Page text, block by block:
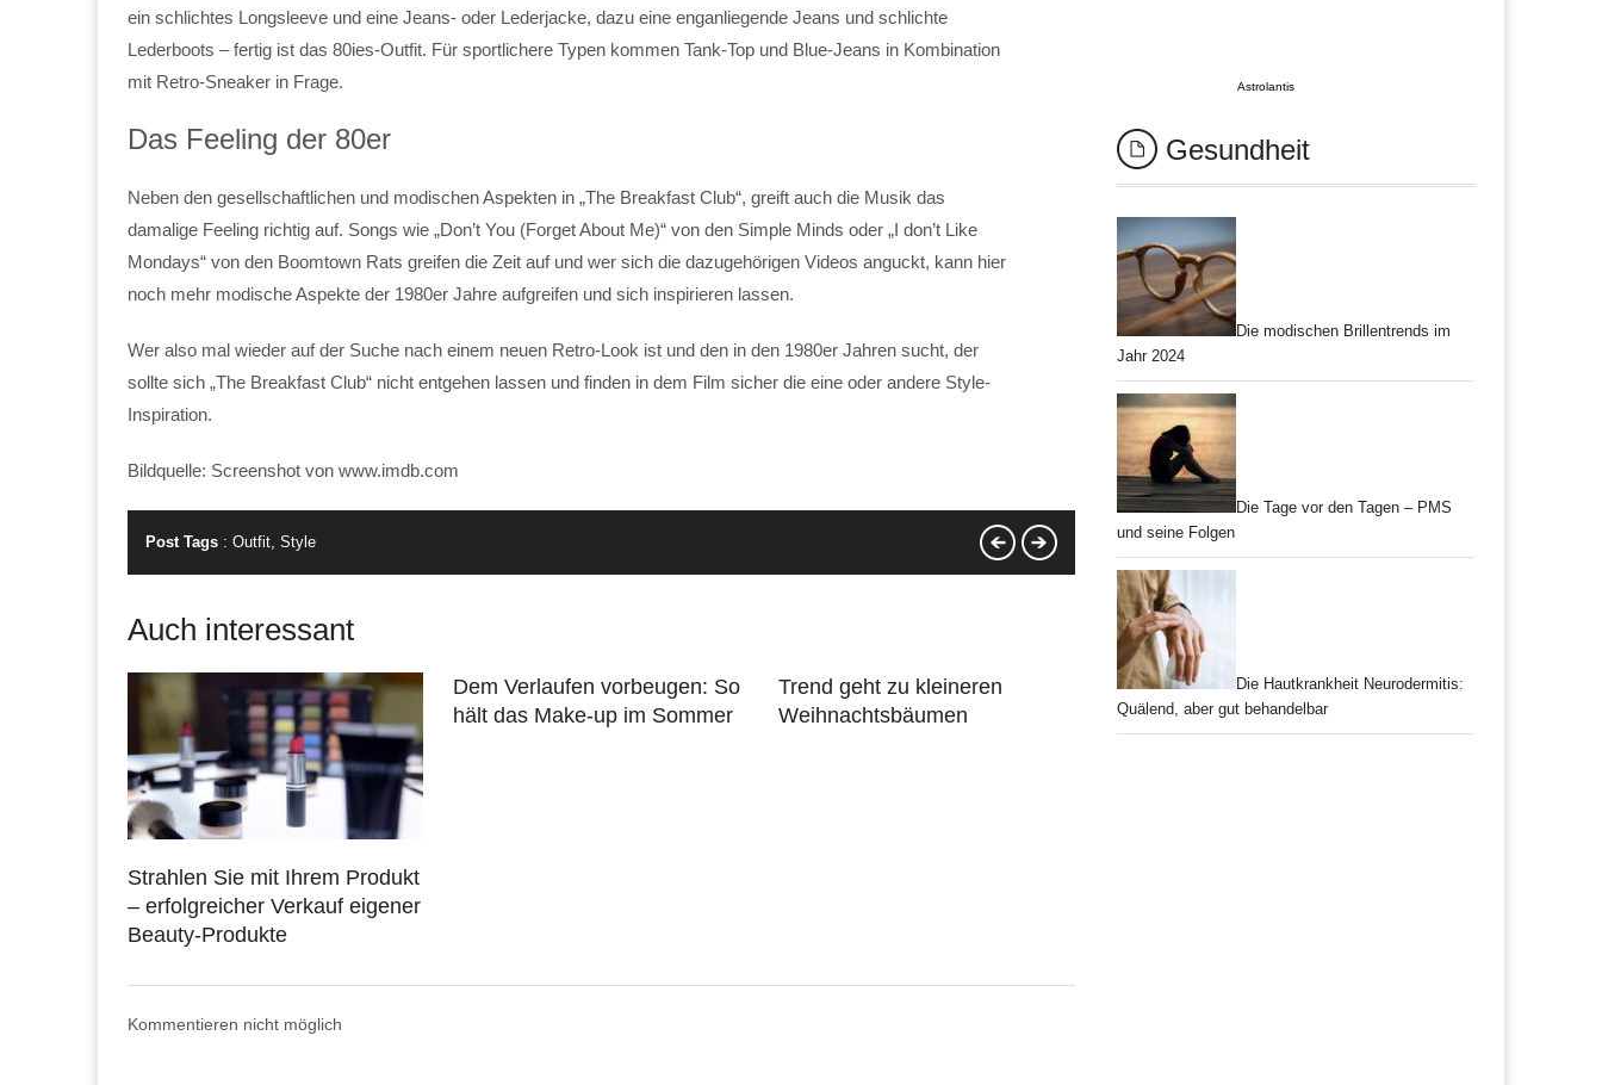
ein schlichtes Longsleeve und eine Jeans- oder Lederjacke, dazu eine enganliegende Jeans und schlichte
Lederboots – fertig ist das 80ies-Outfit. Für sportlichere Typen kommen Tank-Top und Blue-Jeans in Kombination
mit Retro-Sneaker in Frage.
Das Feeling der 80er
Neben den gesellschaftlichen und modischen Aspekten in „The Breakfast Club“, greift auch die Musik das
damalige Feeling richtig auf. Songs wie „Don’t You (Forget About Me)“ von den Simple Minds oder „I don’t Like
Mondays“ von den Boomtown Rats greifen die Zeit auf und wer sich die dazugehörigen Videos anguckt, kann hier
noch mehr modische Aspekte der 1980er Jahre aufgreifen und sich inspirieren lassen.
Wer also mal wieder auf der Suche nach einem neuen Retro-Look ist und den in den 1980er Jahren sucht, der
sollte sich „The Breakfast Club“ nicht entgehen lassen und finden in dem Film sicher die eine oder andere Style-
Inspiration.
Bildquelle: Screenshot von www.imdb.com
Post Tags : Outfit Style
Auch interessant
Strahlen Sie mit Ihrem Produkt
– erfolgreicher Verkauf eigener
Beauty-Produkte
Dem Verlaufen vorbeugen: So
hält das Make-up im Sommer
Trend geht zu kleineren
Weihnachtsbäumen
Kommentieren nicht möglich
Astrolantis
Gesundheit
Die modischen Brillentrends im
Jahr 2024
Die Tage vor den Tagen – PMS
und seine Folgen
Die Hautkrankheit Neurodermitis:
Quälend, aber gut behandelbar